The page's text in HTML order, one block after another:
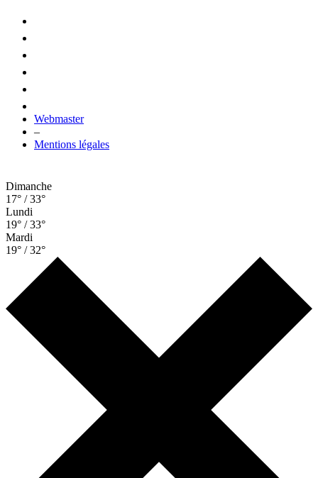
Webmaster
–
Mentions légales
Dimanche
17° / 33°
Lundi
19° / 33°
Mardi
19° / 32°